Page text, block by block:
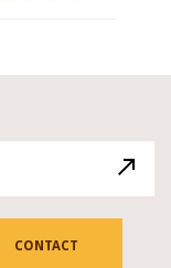
CONTACT